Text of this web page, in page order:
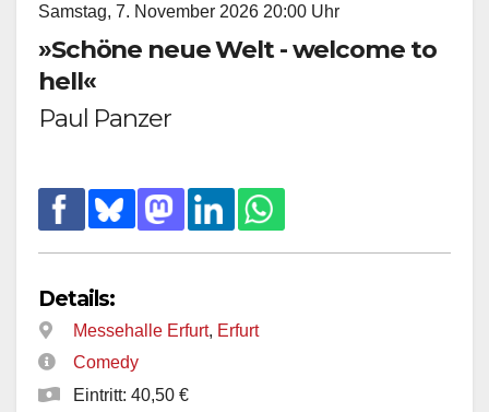
Samstag, 7. November 2026 20:00 Uhr
»Schöne neue Welt - welcome to
hell«
Paul Panzer
Details:
Messehalle Erfurt, Erfurt
Comedy
Eintritt: 40,50 €